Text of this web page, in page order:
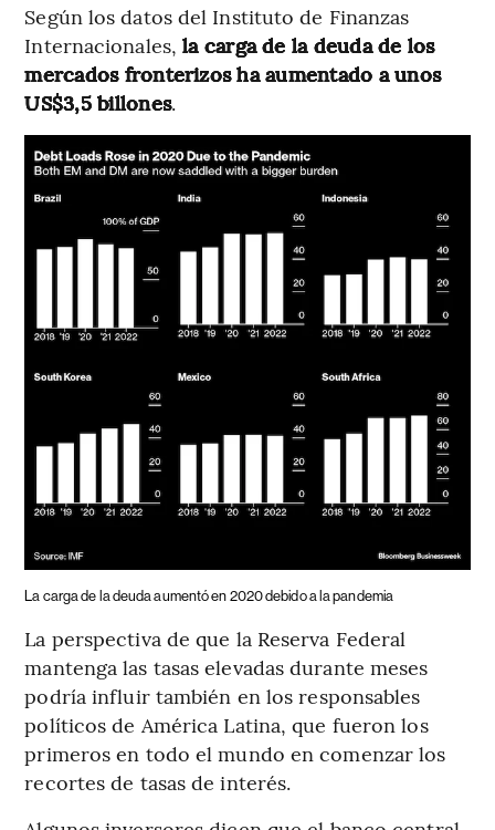
Según los datos del Instituto de Finanzas
Internacionales,la carga de la deuda de los
mercados fronterizos ha aumentado a unos
US$3,5 billones.
La carga de la deuda aumentó en 2020 debido a la pandemia
La perspectiva de que la Reserva Federal
mantenga las tasas elevadas durante meses
podría influir también en los responsables
políticos de América Latina, que fueron los
primeros en todo el mundo en comenzar los
recortes de tasas de interés.